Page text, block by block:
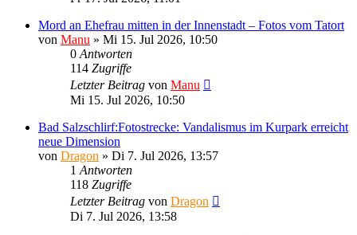
Mord an Ehefrau mitten in der Innenstadt – Fotos vom Tatort
von Manu » Mi 15. Jul 2026, 10:50
0 Antworten
114 Zugriffe
Letzter Beitrag von Manu
Mi 15. Jul 2026, 10:50
Bad Salzschlirf:Fotostrecke: Vandalismus im Kurpark erreicht
neue Dimension
von Dragon » Di 7. Jul 2026, 13:57
1 Antworten
118 Zugriffe
Letzter Beitrag von Dragon
Di 7. Jul 2026, 13:58